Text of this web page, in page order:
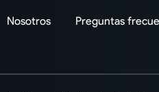
Nosotros Preguntas